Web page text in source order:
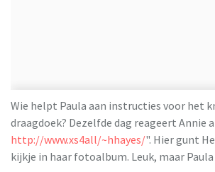
Wie helpt Paula aan instructies voor het
draagdoek? Dezelfde dag reageert Annie
http://www.xs4all/~hhayes/". Hier gunt
kijkje in haar fotoalbum. Leuk, maar